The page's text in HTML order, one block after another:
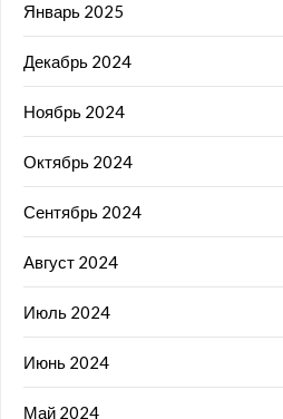
Январь 2025
Декабрь 2024
Ноябрь 2024
Октябрь 2024
Сентябрь 2024
Август 2024
Июль 2024
Июнь 2024
Май 2024